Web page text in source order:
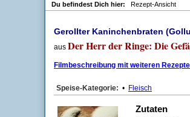
Du befindest Dich hier:
Rezept-Ansicht
Gerollter Kaninchenbraten
aus Der Herr der Ringe: Die
Filmbeschreibung mit weiteren
Speise-Kategorie: • Fleisch
Zutaten